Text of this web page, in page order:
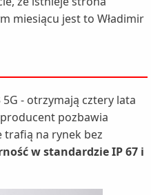
miesiącu jest to Władimir
5G - otrzymają cztery lata
pozbawia
trafią na rynek bez
w standardzie IP 67 i